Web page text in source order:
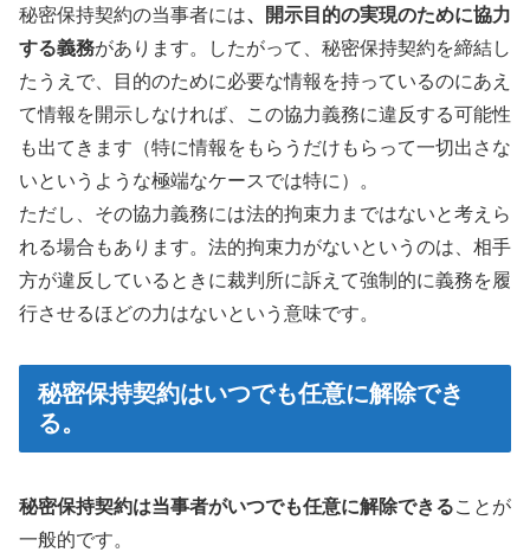
秘密保持契約の当事者には、開示目的の実現のために協力
する義務があります。したがって、秘密保持契約を締結し
たうえで、目的のために必要な情報を持っているのにあえ
て情報を開示しなければ、この協力義務に違反する可能性
も出てきます（特に情報をもらうだけもらって一切出さな
いというような極端なケースでは特に）。
ただし、その協力義務には法的拘束力まではないと考えら
れる場合もあります。法的拘束力がないというのは、相手
方が違反しているときに裁判所に訴えて強制的に義務を履
行させるほどの力はないという意味です。
秘密保持契約はいつでも任意に解除でき
る。
秘密保持契約は当事者がいつでも任意に解除できることが
一般的です。